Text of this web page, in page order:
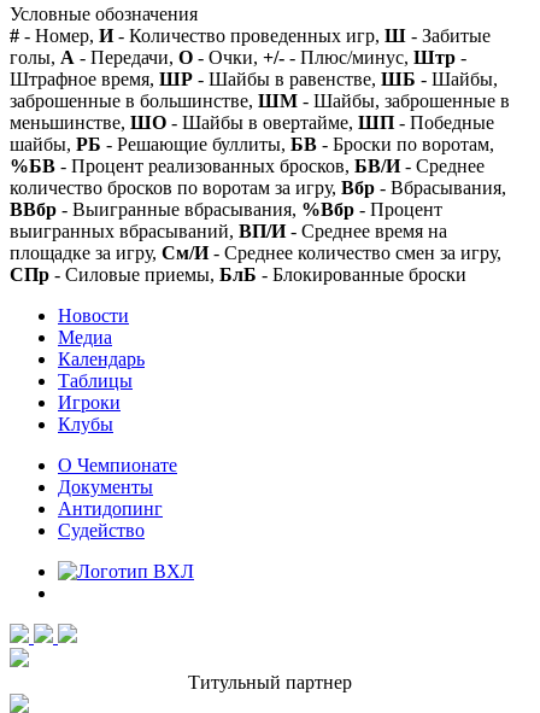
Условные обозначения
# - Номер, И- Количество проведенных игр, Ш - Забитые
голы, А - Передачи, О - Очки, +/- - Плюс/минус, Штр -
Штрафное время, ШР - Шайбы в равенстве, ШБ - Шайбы,
заброшенные в большинстве, ШМ - Шайбы, заброшенные в
меньшинстве, ШО - Шайбы в овертайме, ШП - Победные
шайбы, РБ - Решающие буллиты, БВ - Броски по воротам,
%БВ - Процент реализованных бросков, БВ/И- Среднее
количество бросков по воротам за игру, Вбр - Вбрасывания,
ВВбр - Выигранные вбрасывания, %Вбр - Процент
выигранных вбрасываний, ВП/И- Среднее время на
площадке за игру, См/И- Среднее количество смен за игру,
СПр - Силовые приемы, БлБ - Блокированные броски
Новости
Медиа
Календарь
Таблицы
Игроки
Клубы
О Чемпионате
Документы
Антидопинг
Судейство
Титульный партнер